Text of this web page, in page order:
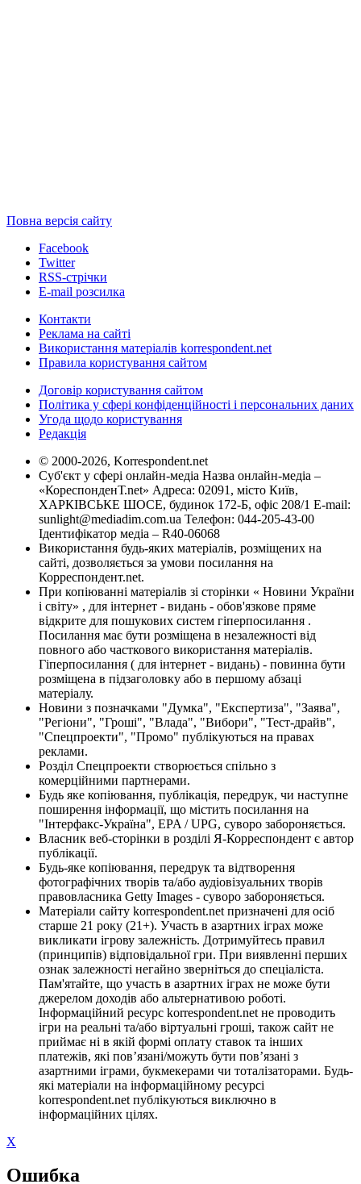
Повна версія сайту
Facebook
Twitter
RSS-стрічки
E-mail розсилка
Контакти
Реклама на сайті
Використання матеріалів korrespondent.net
Правила користування сайтом
Договір користування сайтом
Політика у сфері конфіденційності і персональних даних
Угода щодо користування
Редакція
© 2000-2026, Korrespondent.net
Суб'єкт у сфері онлайн-медіа Назва онлайн-медіа –
«КореспонденТ.net» Адреса: 02091, місто Київ,
ХАРКІВСЬКЕ ШОСЕ, будинок 172-Б, офіс 208/1 E-mail:
sunlight@mediadim.com.ua Телефон: 044-205-43-00
Ідентифікатор медіа – R40-06068
Використання будь-яких матеріалів, розміщених на
сайті, дозволяється за умови посилання на
Корреспондент.net.
При копіюванні матеріалів зі сторінки « Новини України
і світу» , для інтернет - видань - обов'язкове пряме
відкрите для пошукових систем гіперпосилання .
Посилання має бути розміщена в незалежності від
повного або часткового використання матеріалів.
Гіперпосилання ( для інтернет - видань) - повинна бути
розміщена в підзаголовку або в першому абзаці
матеріалу.
Новини з позначками "Думка", "Експертиза", "Заява",
"Регіони", "Гроші", "Влада", "Вибори", "Тест-драйв",
"Спецпроекти", "Промо" публікуються на правах
реклами.
Розділ Спецпроекти створюється спільно з
комерційними партнерами.
Будь яке копіювання, публікація, передрук, чи наступне
поширення інформації, що містить посилання на
"Інтерфакс-Україна", EPA / UPG, суворо забороняється.
Власник веб-сторінки в розділі Я-Корреспондент є автор
публікації.
Будь-яке копіювання, передрук та відтворення
фотографічних творів та/або аудіовізуальних творів
правовласника Getty Images - суворо забороняється.
Матеріали сайту korrespondent.net призначені для осіб
старше 21 року (21+). Участь в азартних іграх може
викликати ігрову залежність. Дотримуйтесь правил
(принципів) відповідальної гри. При виявленні перших
ознак залежності негайно зверніться до спеціаліста.
Пам'ятайте, що участь в азартних іграх не може бути
джерелом доходів або альтернативою роботі.
Інформаційний ресурс korrespondent.net не проводить
ігри на реальні та/або віртуальні гроші, також сайт не
приймає ні в якій формі оплату ставок та інших
платежів, які пов’язані/можуть бути пов’язані з
азартними іграми, букмекерами чи тоталізаторами. Будь-
які матеріали на інформаційному ресурсі
korrespondent.net публікуються виключно в
інформаційних цілях.
X
Ошибка